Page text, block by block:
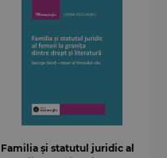
Familia și statutul juridic al